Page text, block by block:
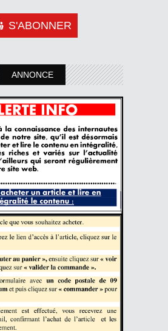
S'ABONNER
ANNONCE